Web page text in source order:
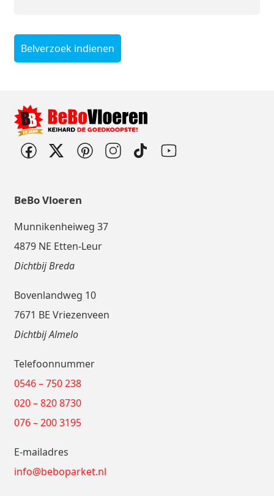
Belverzoek indienen
BeBo Vloeren
Munnikenheiweg 37
4879 NE Etten-Leur
Dichtbij Breda
Bovenlandweg 10
7671 BE Vriezenveen
Dichtbij Almelo
Telefoonnummer
0546 – 750 238
020 – 820 8730
076 – 200 3195
E-mailadres
info@beboparket.nl